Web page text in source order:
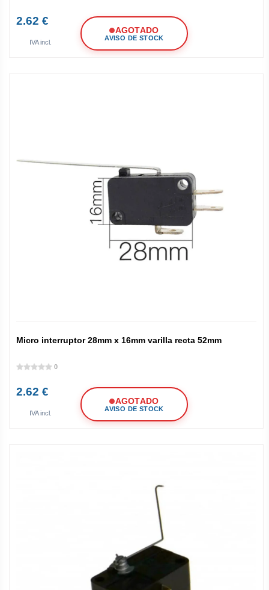
2.62 €
IVA incl.
AGOTADO
AVISO DE STOCK
Micro interruptor 28mm x 16mm varilla recta 52mm
0
2.62 €
IVA incl.
AGOTADO
AVISO DE STOCK